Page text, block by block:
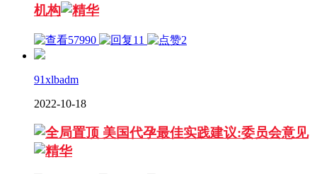
机构
57990 11 2
91xlbadm
2022-10-18
美国代孕最佳实践建议:委员会意见